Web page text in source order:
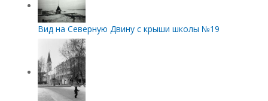
Вид на Северную Двину с крыши школы №19